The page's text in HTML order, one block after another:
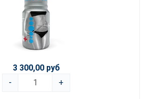
3 300,00 руб
-
+